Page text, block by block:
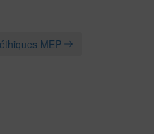
MEP